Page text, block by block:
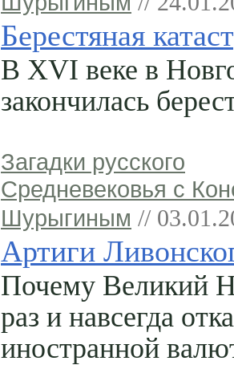
Берестяная
В XVI веке в
закончилась
Загадки русского
Средневековья с
Шурыгиным //
Артиги
Почему Великий
раз и навсегда
иностранной